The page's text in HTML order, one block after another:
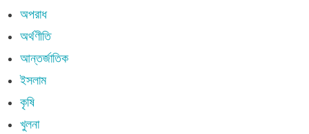
অপরাধ
অর্থণীতি
আন্তর্জাতিক
ইসলাম
কৃষি
খুলনা